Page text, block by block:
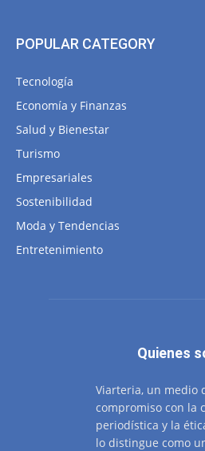
POPULAR CATEGORY
Tecnología
Economía y Finanzas
Salud y Bienestar
Turismo
Empresariales
Sostenibilidad
Moda y Tendencias
Entretenimiento
Quienes
Viarteria, un medio
compromiso con la
periodística y la
lo distingue como